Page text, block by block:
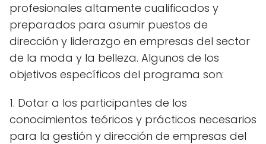
profesionales altamente cualificados y
preparados para asumir puestos de
dirección y liderazgo en empresas del sector
de la moda y la belleza. Algunos de los
objetivos específicos del programa son:
1. Dotar a los participantes de los
conocimientos teóricos y prácticos necesarios
para la gestión y dirección de empresas del